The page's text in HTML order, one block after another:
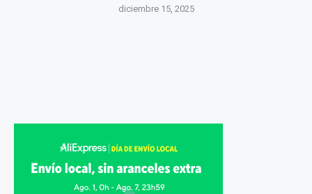
diciembre 15, 2025